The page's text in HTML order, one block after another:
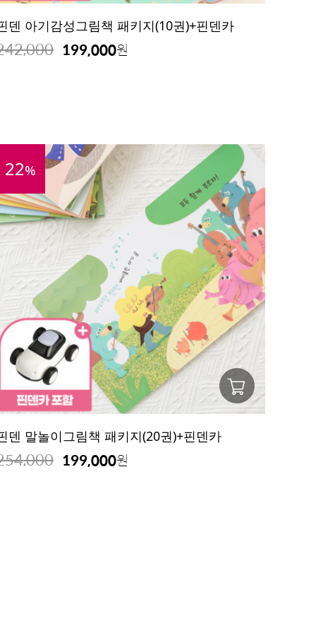
덴 아기감성그림책 패키지(10권)+핀덴카
199,000원
22%
덴 말놀이그림책 패키지(20권)+핀덴카
199,000원